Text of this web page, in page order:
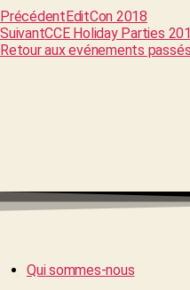
PrécédentEditCon 2018
SuivantCCE Holiday Parties
Retour aux evénements passés
Qui sommes-nous